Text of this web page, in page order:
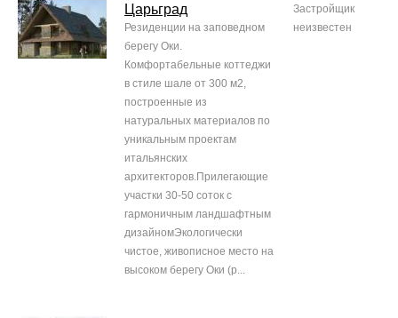
Царьград
Резиденции на заповедном
берегу Оки.
Комфортабельные коттеджи
в стиле шале от 300 м2,
построенные из
натуральных материалов по
уникальным проектам
итальянских
архитекторов.Прилегающие
участки 30-50 соток с
гармоничным ландшафтным
дизайномЭкологически
чистое, живописное место на
высоком берегу Оки (р...
Застройщик
неизвестен